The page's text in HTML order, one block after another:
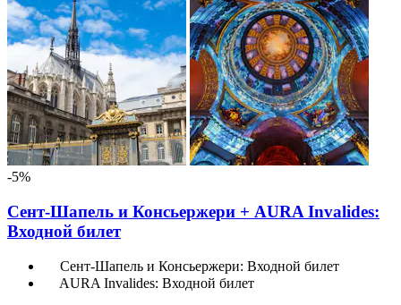
-5%
Сент-Шапель и Консьержери + AURA Invalides:
Входной билет
Сент-Шапель и Консьержери: Входной билет
AURA Invalides: Входной билет